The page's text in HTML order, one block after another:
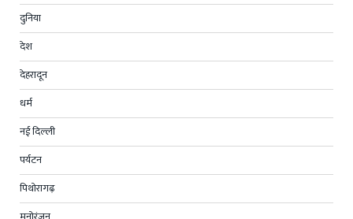
दुनिया
देश
देहरादून
धर्म
नई दिल्ली
पर्यटन
पिथोरागढ़